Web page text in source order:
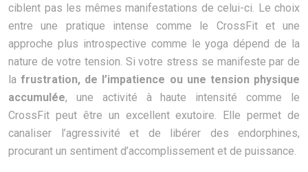
ciblent pas les mêmes manifestations de celui-ci. Le choix
entre une pratique intense comme le CrossFit et une
approche plus introspective comme le yoga dépend de la
nature de votre tension. Si votre stress se manifeste par de
lafrustration, de l’impatience ou une tension physique
accumulée, une activité à haute intensité comme le
CrossFit peut être un excellent exutoire. Elle permet de
canaliser l’agressivité et de libérer des endorphines,
procurant un sentiment d’accomplissement et de puissance.